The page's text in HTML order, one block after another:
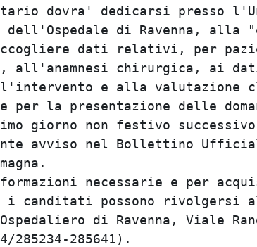
dovra'
dell'Ospedale di
dati relativi,
all'anamnesi chirurgica,
all'intervento e alla
per la presentazione
giorno non festivo
avviso nel
necessarie e
i canditati possono
Ospedaliero di Ravenna,
0544/